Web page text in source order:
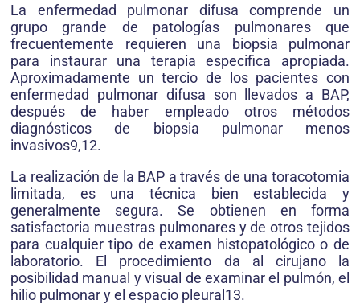
La enfermedad pulmonar difusa comprende un
grupo grande de patologías pulmonares que
frecuentemente requieren una biopsia pulmonar
para instaurar una terapia especifica apropiada.
Aproximadamente un tercio de los pacientes con
enfermedad pulmonar difusa son llevados a BAP,
después de haber empleado otros métodos
diagnósticos de biopsia pulmonar menos
invasivos9,12.
La realización de la BAP a través de una toracotomia
limitada, es una técnica bien establecida y
generalmente segura. Se obtienen en forma
satisfactoria muestras pulmonares y de otros tejidos
para cualquier tipo de examen histopatológico o de
laboratorio. El procedimiento da al cirujano la
posibilidad manual y visual de examinar el pulmón, el
hilio pulmonar y el espacio pleural13.